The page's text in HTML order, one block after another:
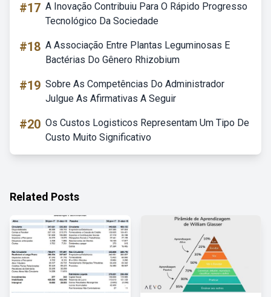
#17 A Inovação Contribuiu Para O Rápido Progresso
Tecnológico Da Sociedade
#18 A Associação Entre Plantas Leguminosas E
Bactérias Do Gênero Rhizobium
#19 Sobre As Competências Do Administrador
Julgue As Afirmativas A Seguir
#20 Os Custos Logisticos Representam Um Tipo De
Custo Muito Significativo
Related Posts